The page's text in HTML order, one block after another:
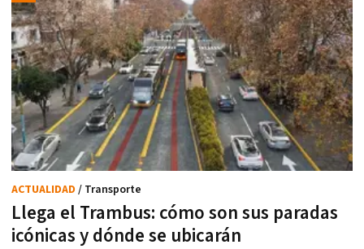
Llega el Trambus: cómo son sus paradas
icónicas y dónde se ubicarán
ACTUALIDAD / Transporte